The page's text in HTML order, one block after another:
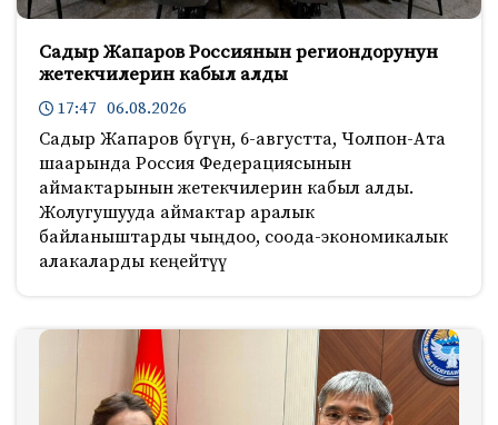
Садыр Жапаров Россиянын региондорунун
жетекчилерин кабыл алды
17:47 06.08.2026
Садыр Жапаров бүгүн, 6-августта, Чолпон-Ата
шаарында Россия Федерациясынын
аймактарынын жетекчилерин кабыл алды.
Жолугушууда аймактар аралык
байланыштарды чыңдоо, соода-экономикалык
алакаларды кеңейтүү